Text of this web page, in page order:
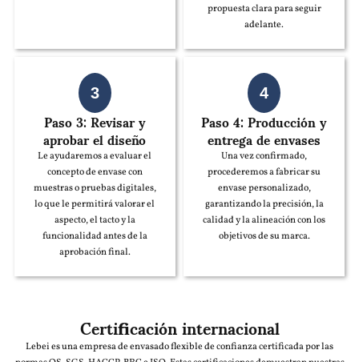
propuesta clara para seguir
adelante.
3
Paso 3: Revisar y
aprobar el diseño
Le ayudaremos a evaluar el
concepto de envase con
muestras o pruebas digitales,
lo que le permitirá valorar el
aspecto, el tacto y la
funcionalidad antes de la
aprobación final.
4
Paso 4: Producción y
entrega de envases
Una vez confirmado,
procederemos a fabricar su
envase personalizado,
garantizando la precisión, la
calidad y la alineación con los
objetivos de su marca.
Certificación internacional
Lebei es una empresa de envasado flexible de confianza certificada por las